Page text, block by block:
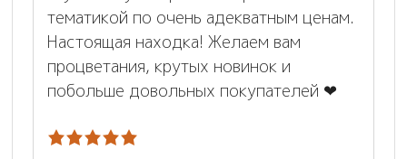
тематикой по очень адекватным ценам.
Настоящая находка! Желаем вам
процветания, крутых новинок и
побольше довольных покупателей ❤